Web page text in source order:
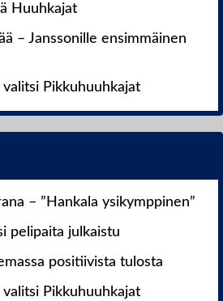
Huuhkajat
– Janssonille ensimmäinen
valitsi Pikkuhuuhkajat
– ”Hankala ysikymppinen”
pelipaita julkaistu
positiivista tulosta
valitsi Pikkuhuuhkajat